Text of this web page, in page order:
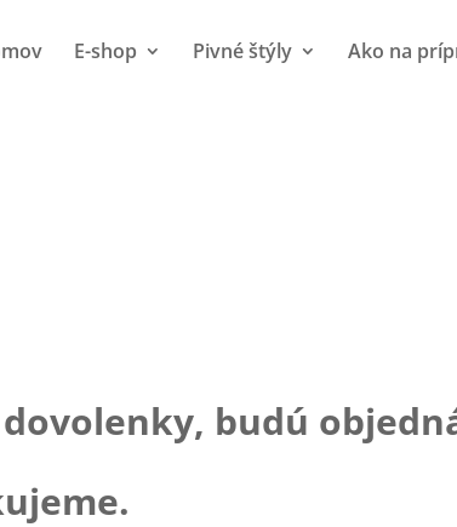
E-shop Pivné štýly Ako na
budú